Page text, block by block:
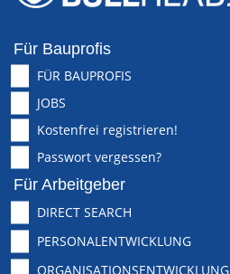
Für Bauprofis
FÜR BAUPROFIS
JOBS
Kostenfrei registrieren!
Passwort vergessen?
Für Arbeitgeber
DIRECT SEARCH
PERSONALENTWICKLUNG
ORGANISATIONSENTWICKLUNG